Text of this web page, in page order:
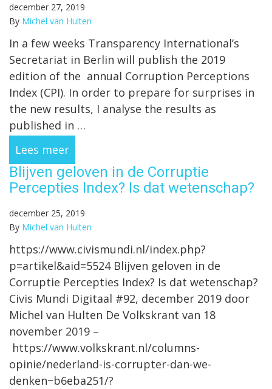
december 27, 2019
By Michel van Hulten
In a few weeks Transparency International’s
Secretariat in Berlin will publish the 2019
edition of the annual Corruption Perceptions
Index (CPI). In order to prepare for surprises in
the new results, I analyse the results as
published in …
Lees meer
Blijven geloven in de Corruptie
Percepties Index? Is dat wetenschap?
december 25, 2019
By Michel van Hulten
https://www.civismundi.nl/index.php?
p=artikel&aid=5524 Blijven geloven in de
Corruptie Percepties Index? Is dat wetenschap?
Civis Mundi Digitaal #92, december 2019 door
Michel van Hulten De Volkskrant van 18
november 2019 –
https://www.volkskrant.nl/columns-
opinie/nederland-is-corrupter-dan-we-
denken~b6eba251/?